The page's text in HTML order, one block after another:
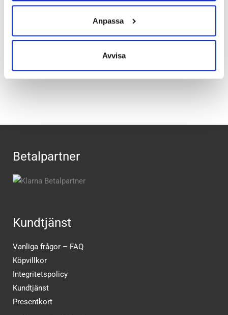
Anpassa
Avvisa
uttalar Saucony har vi hört oräkneliga alternativ på. Vi lägger
ingen större vikt på uttalet så länge skorna fungerar väl men
för den korrekte ska det uttalas sock-a-knee.
Recensioner
Betalpartner
Kundtjänst
Vanliga frågor – FAQ
Köpvillkor
Integritetspolicy
Kundtjänst
Presentkort